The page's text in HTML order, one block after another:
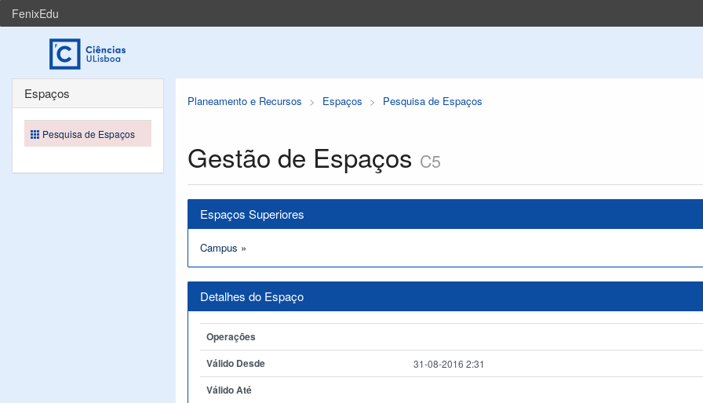
FenixEdu
Planeamento e Recursos Espaços Pesquisa de Espaços
Gestão de Espaços C5
Espaços Superiores
Campus »
Detalhes do Espaço
Operações
Válido Desde
31-08-2016 2:31
Válido Até
Espaços
Pesquisa de Espaços